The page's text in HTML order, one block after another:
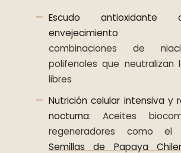
Escudo antioxidante
envejecimiento
combinaciones de
polifenoles que neutralizan
libres
Nutrición celular intensiva y
nocturna: Aceites
regeneradores como el
Semillas de Papaya